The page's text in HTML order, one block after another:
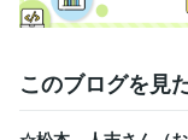
職歴
受賞歴
このブログを見